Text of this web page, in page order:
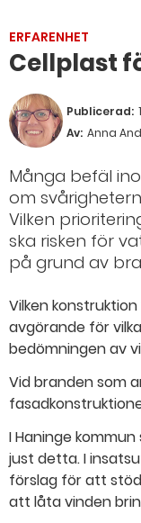
ERFARENHET
Cellplast
Publicerad:
Av: Anna
Många befäl
om
Vilken
ska risken för
på grund av
Vilken
avgörande för
bedömningen av
Vid branden som
I Haninge
just detta. I
förslag för att
att låta vinden